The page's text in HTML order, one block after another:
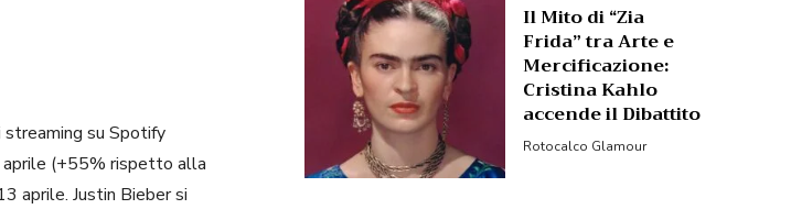
streaming su Spotify
aprile (+55% rispetto alla
aprile. Justin Bieber si
Il Mito di “Zia
Frida” tra Arte e
Mercificazione:
Cristina Kahlo
accende il Dibattito
Rotocalco Glamour